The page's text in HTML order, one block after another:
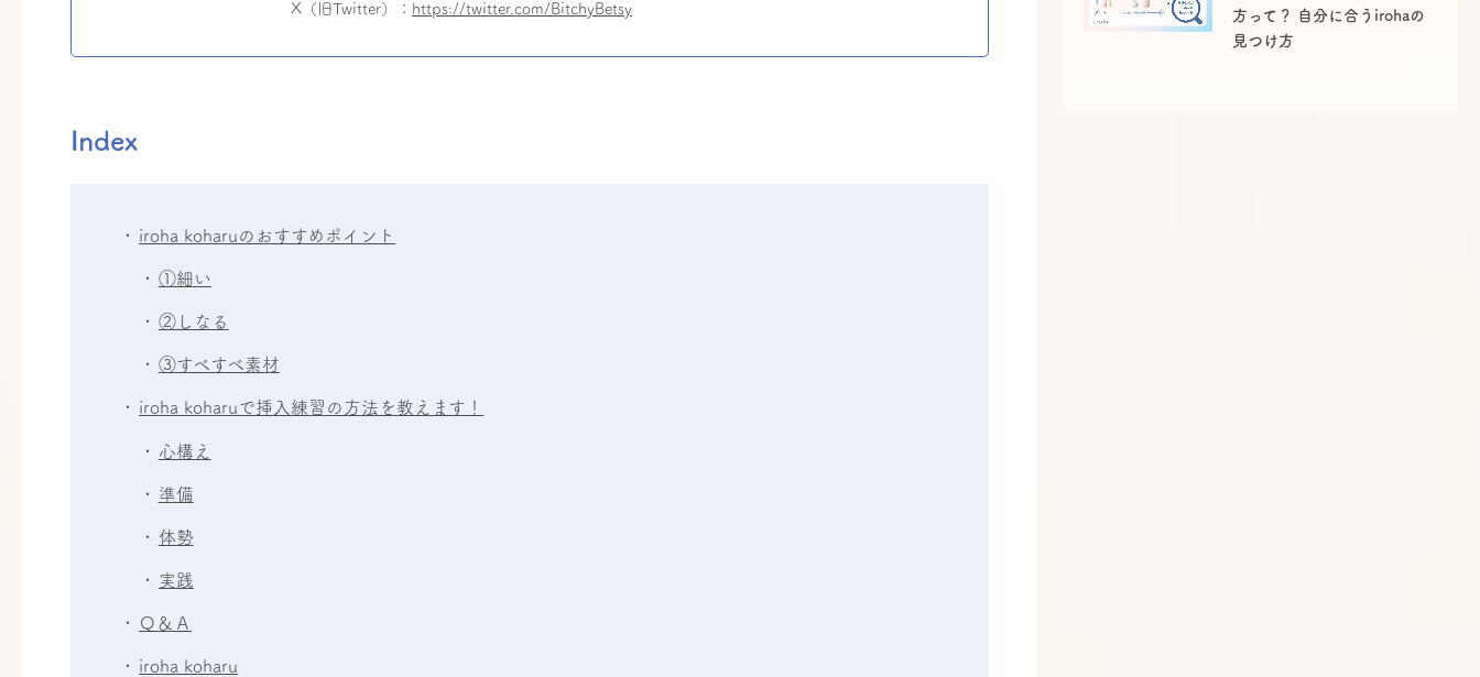
X（旧Twitter）： https://twitter.com/BitchyBetsy
Index
iroha koharuのおすすめポイント
①細い
②しなる
③すべすべ素材
iroha koharuで挿入練習の方法を教えます！
心構え
準備
体勢
実践
Ｑ＆Ａ
iroha koharu
方って？ 自分に合うirohaの
見つけ方